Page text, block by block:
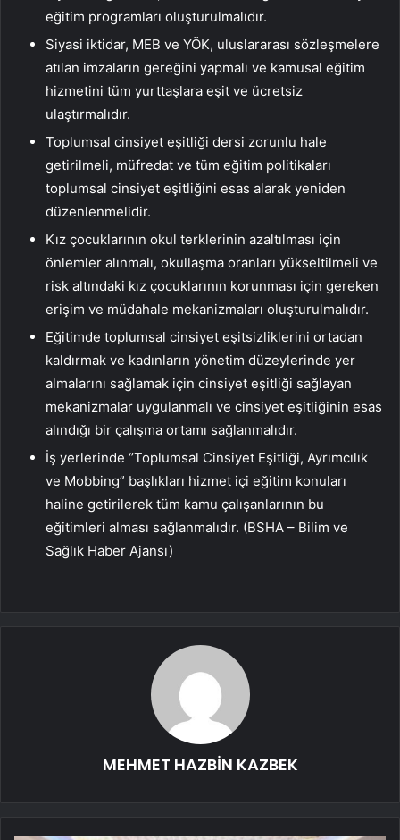
eğitim programları oluşturulmalıdır.
Siyasi iktidar, MEB ve YÖK, uluslararası sözleşmelere
atılan imzaların gereğini yapmalı ve kamusal eğitim
hizmetini tüm yurttaşlara eşit ve ücretsiz
ulaştırmalıdır.
Toplumsal cinsiyet eşitliği dersi zorunlu hale
getirilmeli, müfredat ve tüm eğitim politikaları
toplumsal cinsiyet eşitliğini esas alarak yeniden
düzenlenmelidir.
Kız çocuklarının okul terklerinin azaltılması için
önlemler alınmalı, okullaşma oranları yükseltilmeli ve
risk altındaki kız çocuklarının korunması için gereken
erişim ve müdahale mekanizmaları oluşturulmalıdır.
Eğitimde toplumsal cinsiyet eşitsizliklerini ortadan
kaldırmak ve kadınların yönetim düzeylerinde yer
almalarını sağlamak için cinsiyet eşitliği sağlayan
mekanizmalar uygulanmalı ve cinsiyet eşitliğinin esas
alındığı bir çalışma ortamı sağlanmalıdır.
İş yerlerinde ‘’Toplumsal Cinsiyet Eşitliği, Ayrımcılık
ve Mobbing” başlıkları hizmet içi eğitim konuları
haline getirilerek tüm kamu çalışanlarının bu
eğitimleri alması sağlanmalıdır. (BSHA – Bilim ve
Sağlık Haber Ajansı)
MEHMET HAZBİN KAZBEK